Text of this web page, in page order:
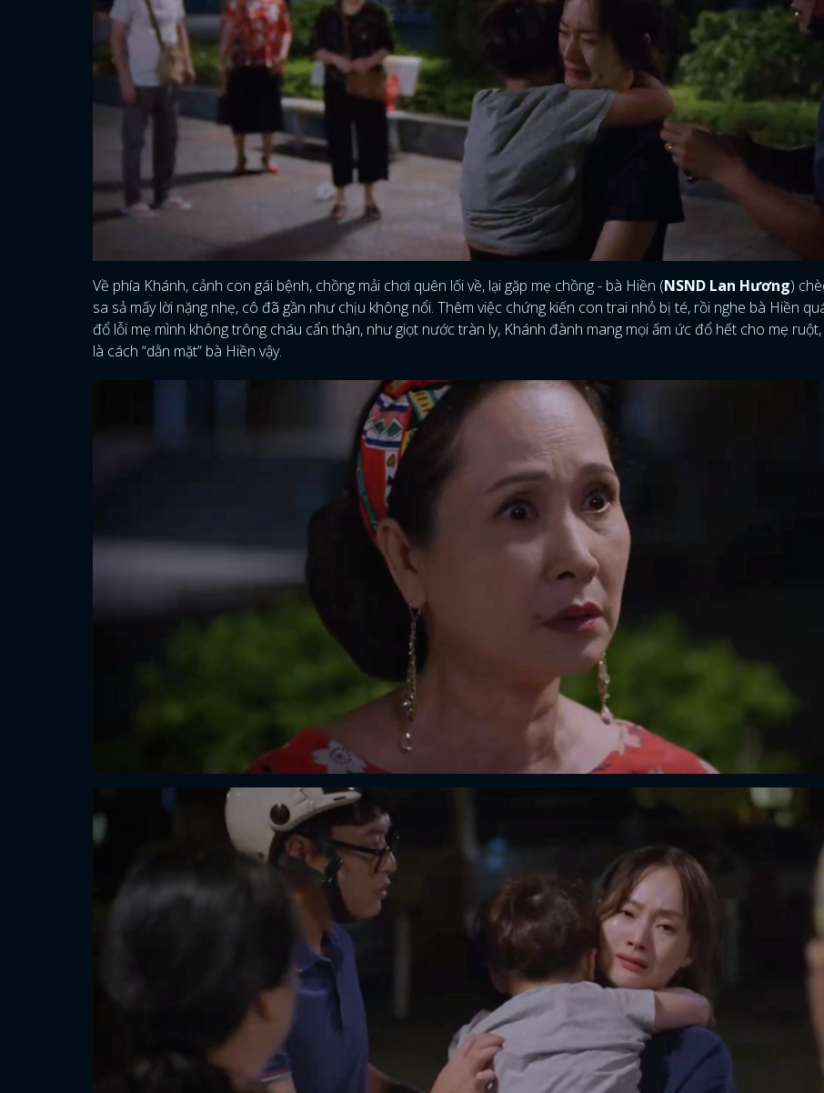
ĐĂNG NHẬP
Về phía Khánh, cảnh con gái bệnh, chồng mải chơi quên lối về, lại gặp mẹ chồng - bà Hiền (NSND Lan Hương)
sa sả mấy lời nặng nhẹ, cô đã gần như chịu không nổi. Thêm việc chứng kiến con trai nhỏ bị té, rồi nghe bà Hiền
đổ lỗi mẹ mình không trông cháu cẩn thận, như giọt nước tràn ly, Khánh đành mang mọi ấm ức đổ hết cho mẹ
là cách “dằn mặt” bà Hiền vậy.